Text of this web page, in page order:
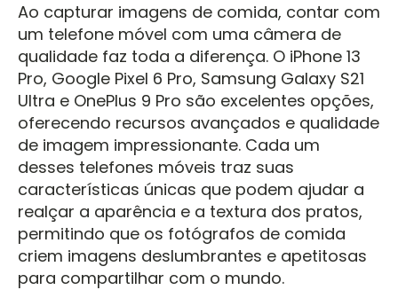
Ao capturar imagens de comida, contar com
um telefone móvel com uma câmera de
qualidade faz toda a diferença. O iPhone 13
Pro, Google Pixel 6 Pro, Samsung Galaxy S21
Ultra e OnePlus 9 Pro são excelentes opções,
oferecendo recursos avançados e qualidade
de imagem impressionante. Cada um
desses telefones móveis traz suas
características únicas que podem ajudar a
realçar a aparência e a textura dos pratos,
permitindo que os fotógrafos de comida
criem imagens deslumbrantes e apetitosas
para compartilhar com o mundo.